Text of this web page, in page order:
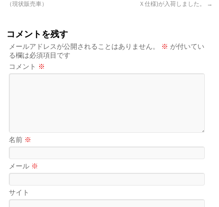
（現状販売車）
Ｘ仕様)が入荷しました。
→
コメントを残す
メールアドレスが公開されることはありません。 ※ が付いてい
る欄は必須項目です
コメント ※
名前 ※
メール ※
サイト